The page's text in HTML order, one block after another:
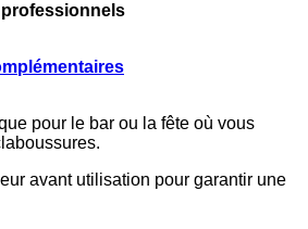
pour le bar ou la fête où vous
avant utilisation pour garantir une